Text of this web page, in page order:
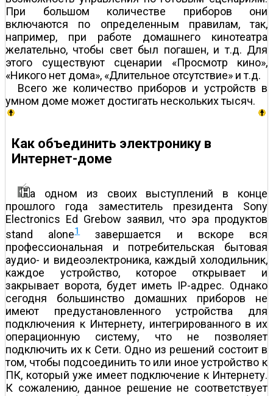
При большом количестве приборов они
включаются по определенным правилам, так,
например, при работе домашнего кинотеатра
желательно, чтобы свет был погашен, и т.д. Для
этого существуют сценарии «Просмотр кино»,
«Никого нет дома», «Длительное отсутствие» и т.д.
Всего же количество приборов и устройств в
умном доме может достигать нескольких тысяч.
Как объединить электронику в
Интернет-доме
а одном из своих выступлений в конце
прошлого года заместитель президента Sony
Electronics Ed Grebow заявил, что эра продуктов
stand alone1завершается и вскоре вся
профессиональная и потребительская бытовая
аудио- и видеоэлектроника, каждый холодильник,
каждое устройство, которое открывает и
закрывает ворота, будет иметь IP-адрес. Однако
сегодня большинство домашних приборов не
имеют предустановленного устройства для
подключения к Интернету, интегрированного в их
операционную систему, что не позволяет
подключить их к Сети. Одно из решений состоит в
том, чтобы подсоединить то или иное устройство к
ПК, который уже имеет подключение к Интернету.
К сожалению, данное решение не соответствует